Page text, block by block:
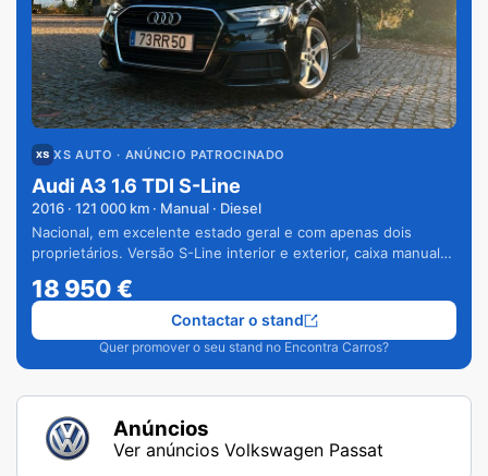
XS AUTO · ANÚNCIO PATROCINADO
Audi A3 1.6 TDI S-Line
2016 · 121 000 km · Manual · Diesel
Nacional, em excelente estado geral e com apenas dois
proprietários. Versão S-Line interior e exterior, caixa manual
18 950€
Quer promover o seu stand no Encontra Carros?
Contactar o stand
Anúncios
Ver anúncios Volkswagen Passat